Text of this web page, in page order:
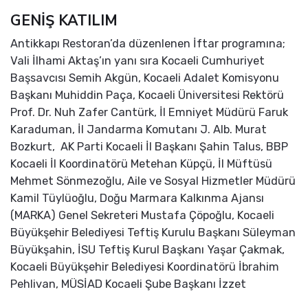
GENİŞ KATILIM
Antikkapı Restoran’da düzenlenen İftar programına;
Vali İlhami Aktaş’ın yanı sıra Kocaeli Cumhuriyet
Başsavcısı Semih Akgün, Kocaeli Adalet Komisyonu
Başkanı Muhiddin Paça, Kocaeli Üniversitesi Rektörü
Prof. Dr. Nuh Zafer Cantürk, İl Emniyet Müdürü Faruk
Karaduman, İl Jandarma Komutanı J. Alb. Murat
Bozkurt, AK Parti Kocaeli İl Başkanı Şahin Talus, BBP
Kocaeli İl Koordinatörü Metehan Küpçü, İl Müftüsü
Mehmet Sönmezoğlu, Aile ve Sosyal Hizmetler Müdürü
Kamil Tüylüoğlu, Doğu Marmara Kalkınma Ajansı
(MARKA) Genel Sekreteri Mustafa Çöpoğlu, Kocaeli
Büyükşehir Belediyesi Teftiş Kurulu Başkanı Süleyman
Büyükşahin, İSU Teftiş Kurul Başkanı Yaşar Çakmak,
Kocaeli Büyükşehir Belediyesi Koordinatörü İbrahim
Pehlivan, MÜSİAD Kocaeli Şube Başkanı İzzet